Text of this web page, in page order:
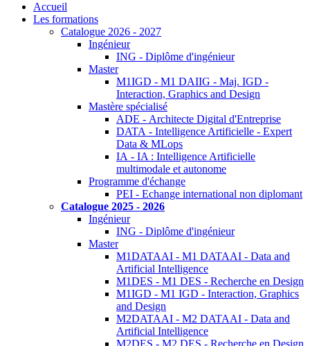
Accueil
Les formations
Catalogue 2026 - 2027
Ingénieur
ING - Diplôme d'ingénieur
Master
M1IGD - M1 DAIIG - Maj. IGD -
Interaction, Graphics and Design
Mastère spécialisé
ADE - Architecte Digital d'Entreprise
DATA - Intelligence Artificielle - Expert
Data & MLops
IA - IA : Intelligence Artificielle
multimodale et autonome
Programme d'échange
PEI - Echange international non diplomant
Catalogue 2025 - 2026
Ingénieur
ING - Diplôme d'ingénieur
Master
M1DATAAI - M1 DATAAI - Data and
Artificial Intelligence
M1DES - M1 DES - Recherche en Design
M1IGD - M1 IGD - Interaction, Graphics
and Design
M2DATAAI - M2 DATAAI - Data and
Artificial Intelligence
M2DES - M2 DES - Recherche en Design